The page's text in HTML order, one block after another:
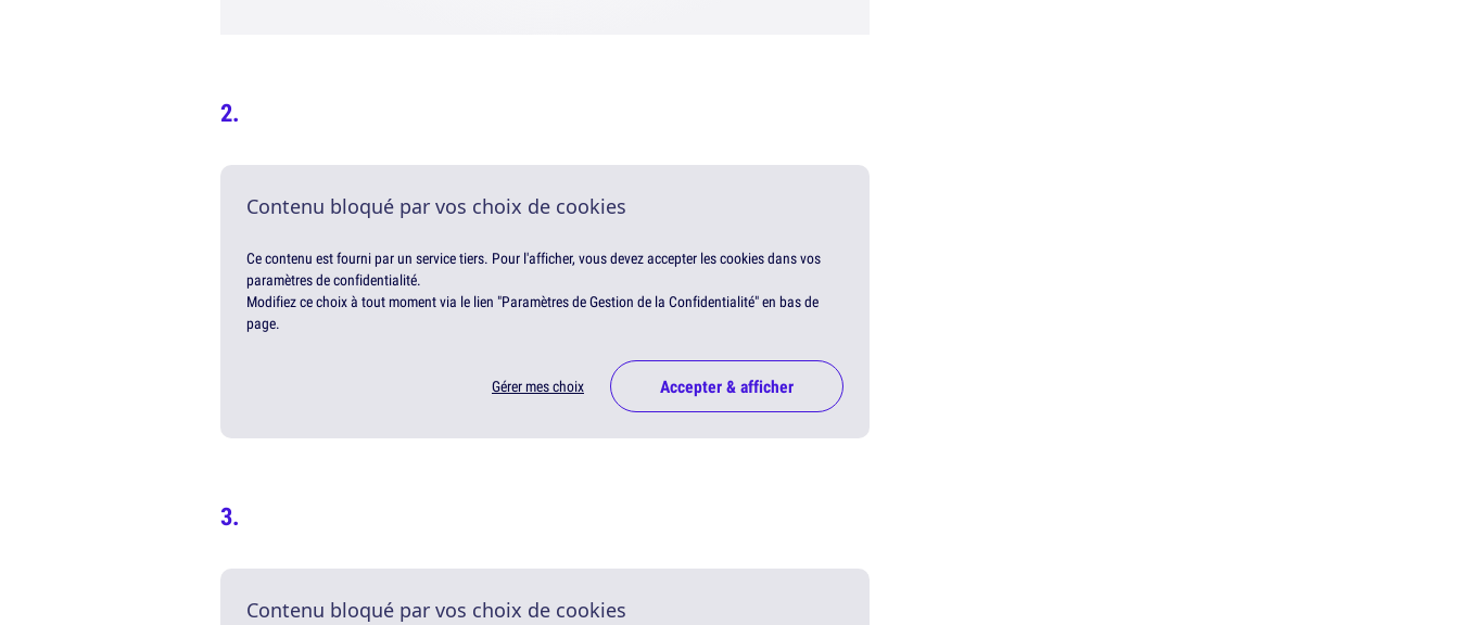
Contenu bloqué par vos choix de cookies
Ce contenu est fourni par un service tiers. Pour l'afficher, vous devez accepter les cookies dans vos
paramètres de confidentialité.
Modifiez ce choix à tout moment via le lien "Paramètres de Gestion de la Confidentialité" en bas de
page.
Gérer mes choix Accepter & afficher
Contenu bloqué par vos choix de cookies